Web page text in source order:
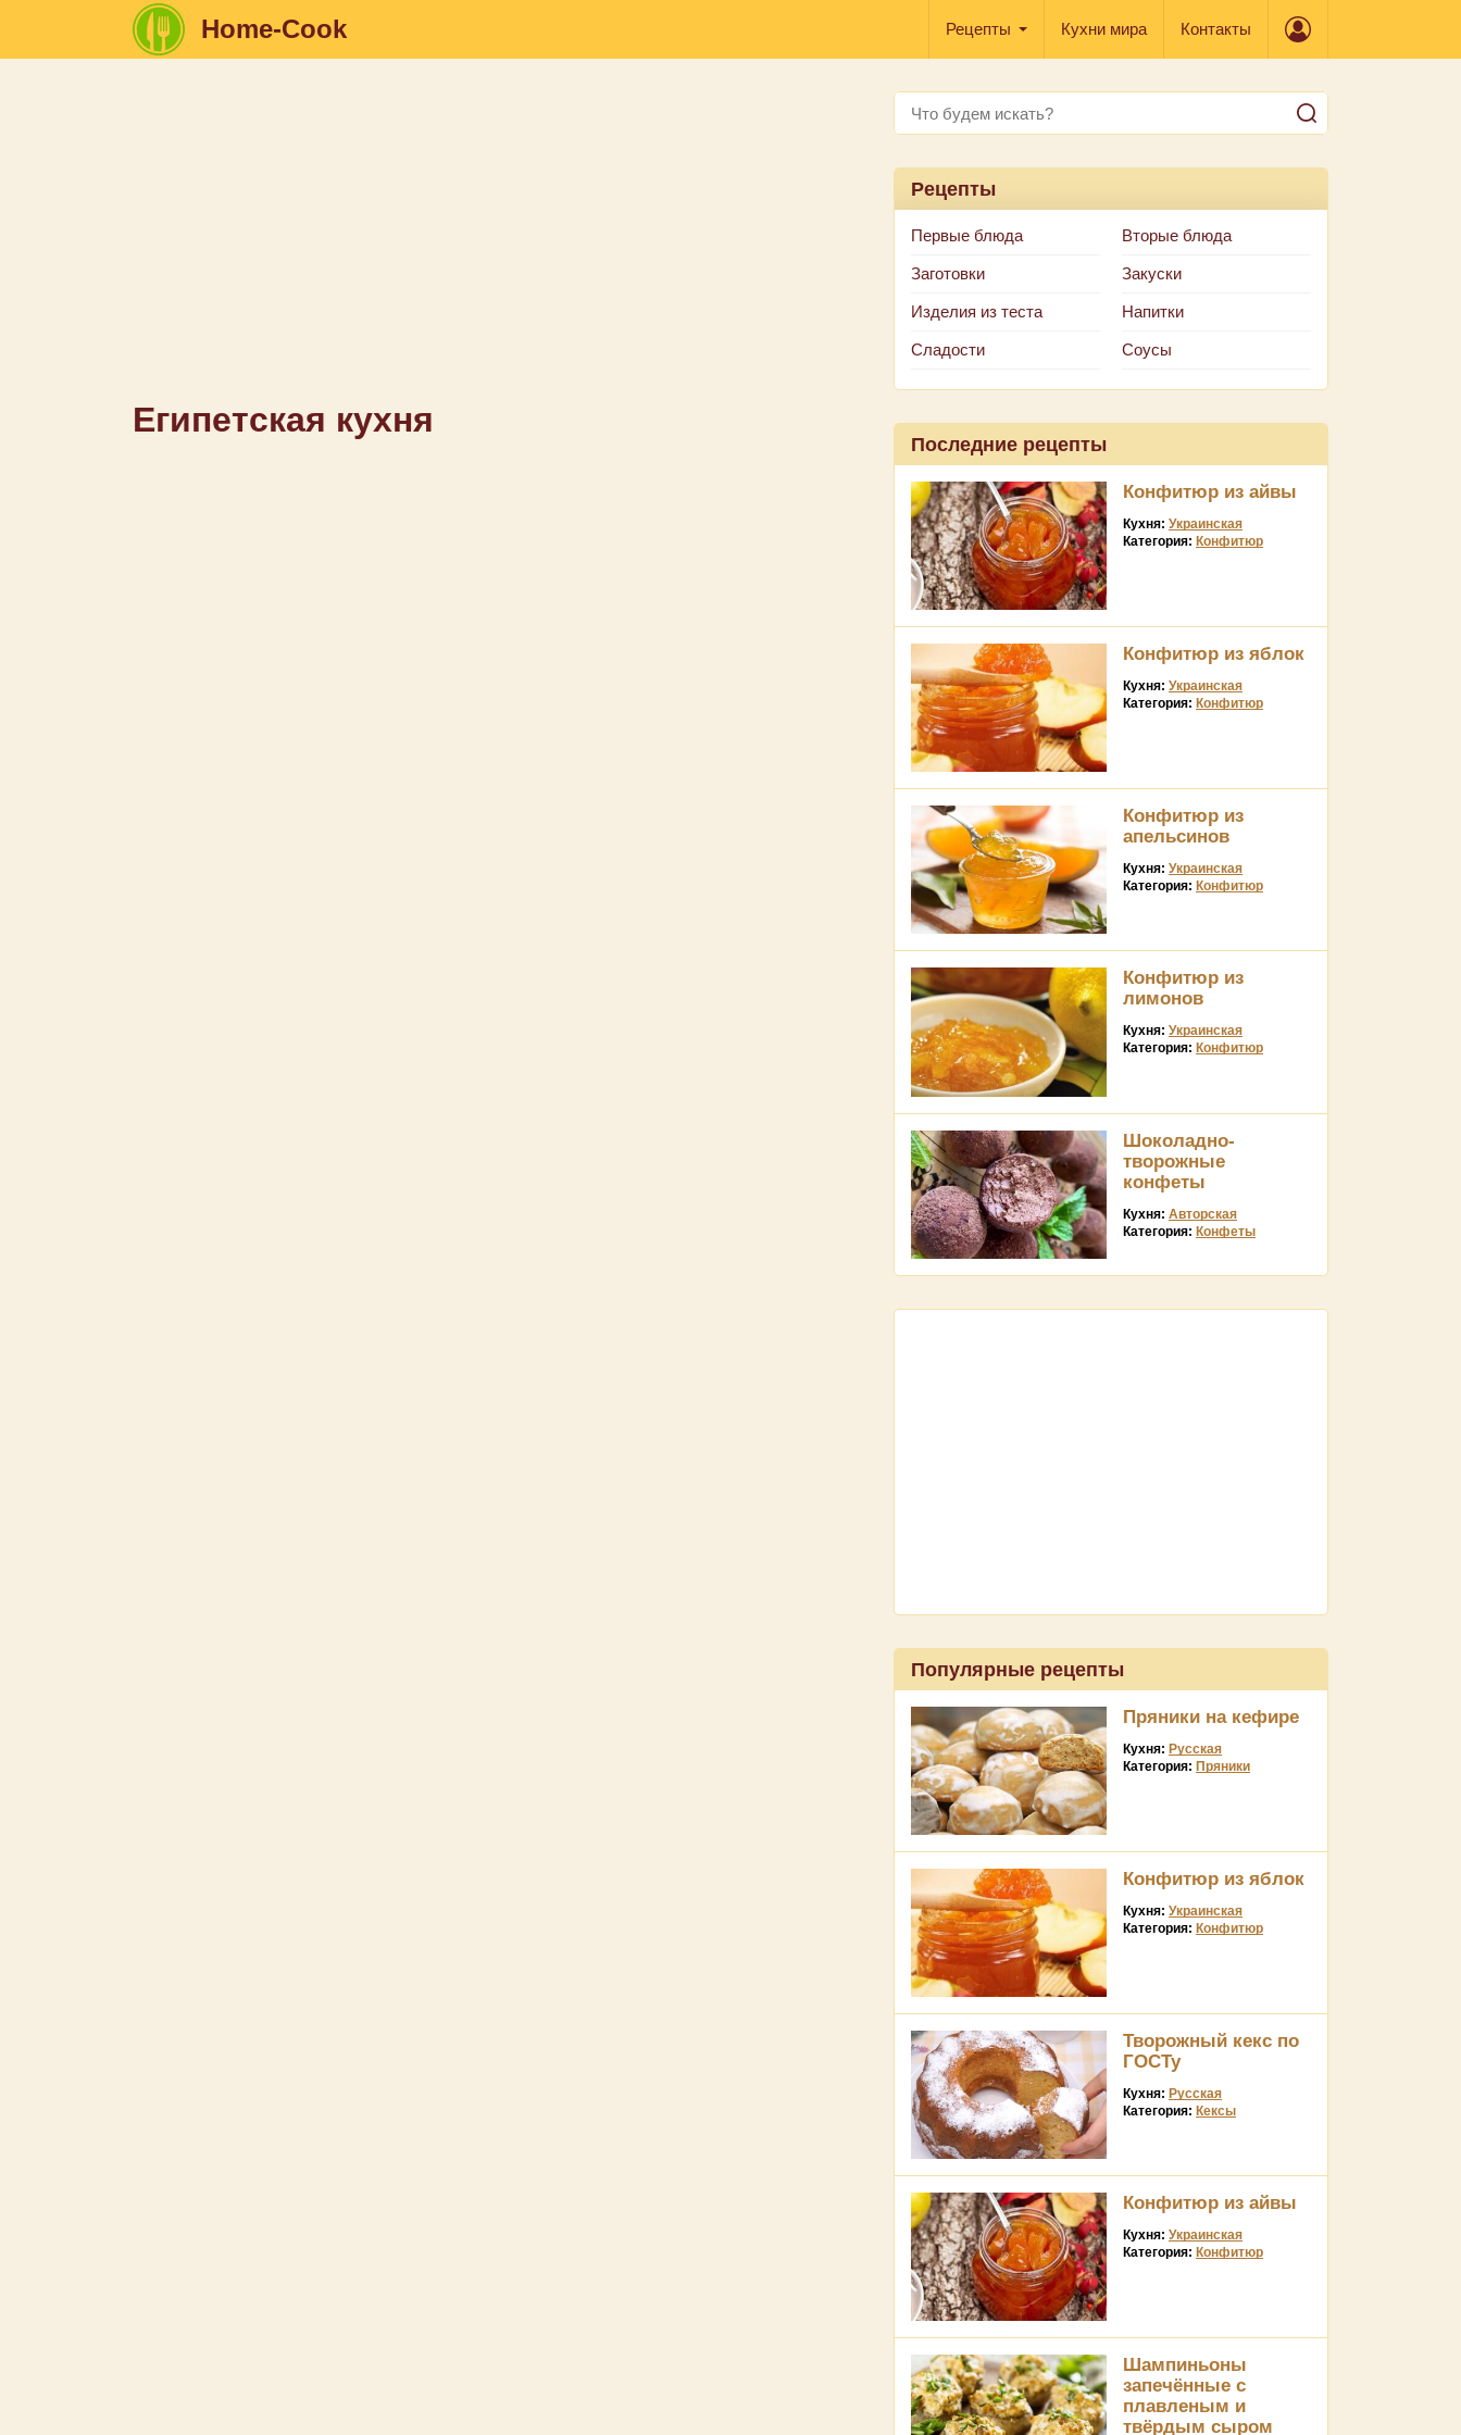
Home-Cook Рецепты Кухни мира Контакты
Египетская кухня
Рецепты
Первые блюда Вторые блюда
Заготовки Закуски
Изделия из теста Напитки
Сладости Соусы
Последние рецепты
Конфитюр из айвы
Кухня: Украинская
Категория: Конфитюр
Конфитюр из яблок
Кухня: Украинская
Категория: Конфитюр
Конфитюр из
апельсинов
Кухня: Украинская
Категория: Конфитюр
Конфитюр из
лимонов
Кухня: Украинская
Категория: Конфитюр
Шоколадно-
творожные
конфеты
Кухня: Авторская
Категория: Конфеты
Популярные рецепты
Пряники на кефире
Кухня: Русская
Категория: Пряники
Конфитюр из яблок
Кухня: Украинская
Категория: Конфитюр
Творожный кекс по
ГОСТу
Кухня: Русская
Категория: Кексы
Конфитюр из айвы
Кухня: Украинская
Категория: Конфитюр
Шампиньоны
запечённые с
плавленым и
твёрдым сыром